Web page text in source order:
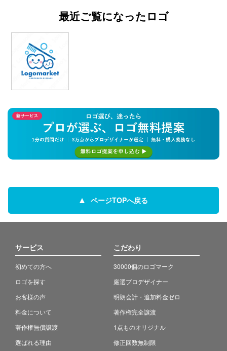
最近ご覧になったロゴ
ページTOPへ戻る
サービス
初めての方へ
ロゴを探す
お客様の声
料金について
著作権無償譲渡
選ばれる理由
こだわり
30000個のロゴマーク
厳選プロデザイナー
明朗会計・追加料金ゼロ
著作権完全譲渡
1点ものオリジナル
修正回数無制限